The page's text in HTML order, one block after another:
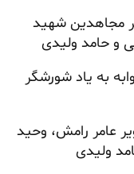
مجاهدین شهید
و حامد ولیدی
به یاد شورشگر
عامر رامش، وحید
ولیدی